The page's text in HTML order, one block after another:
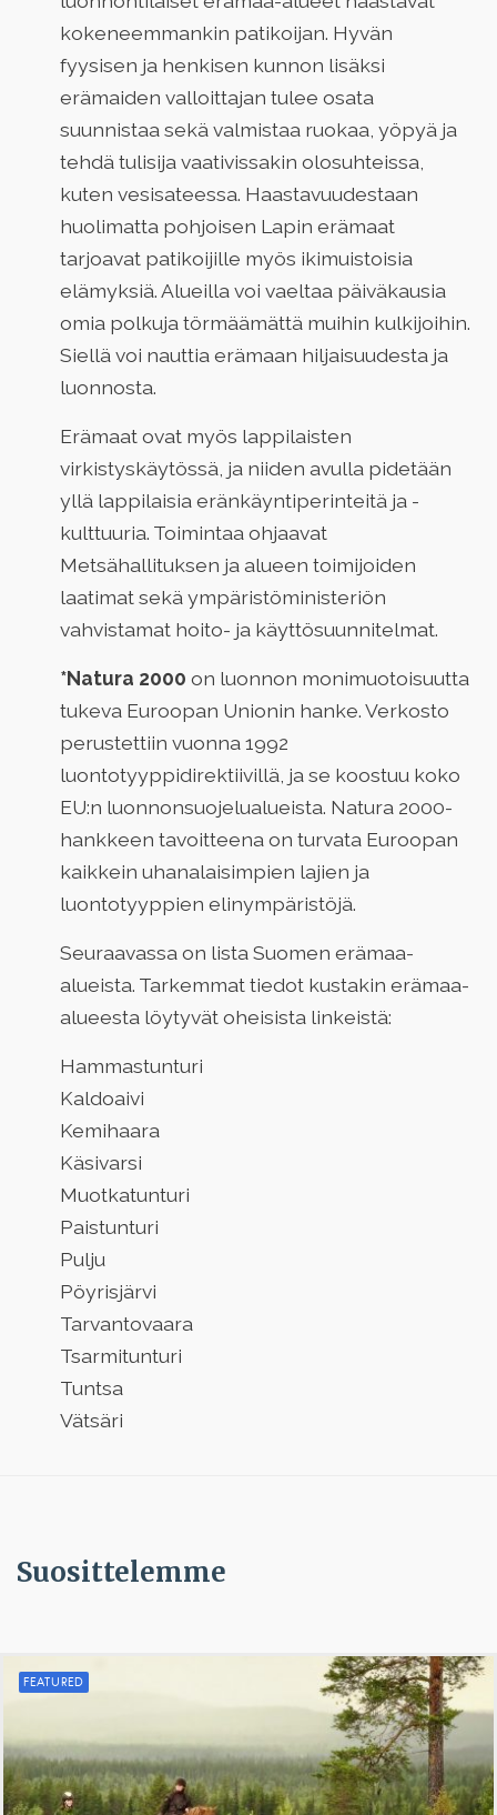
kokeneemmankin patikoijan. Hyvän
fyysisen ja henkisen kunnon lisäksi
erämaiden valloittajan tulee osata
suunnistaa sekä valmistaa ruokaa, yöpyä ja
tehdä tulisija vaativissakin olosuhteissa,
kuten vesisateessa. Haastavuudestaan
huolimatta pohjoisen Lapin erämaat
tarjoavat patikoijille myös ikimuistoisia
elämyksiä. Alueilla voi vaeltaa päiväkausia
omia polkuja törmäämättä muihin kulkijoihin.
Siellä voi nauttia erämaan hiljaisuudesta ja
luonnosta.
Erämaat ovat myös lappilaisten
virkistyskäytössä, ja niiden avulla pidetään
yllä lappilaisia eränkäyntiperinteitä ja -
kulttuuria. Toimintaa ohjaavat
Metsähallituksen ja alueen toimijoiden
laatimat sekä ympäristöministeriön
vahvistamat hoito- ja käyttösuunnitelmat.
*Natura 2000 on luonnon monimuotoisuutta
tukeva Euroopan Unionin hanke. Verkosto
perustettiin vuonna 1992
luontotyyppidirektiivillä, ja se koostuu koko
EU:n luonnonsuojelualueista. Natura 2000-
hankkeen tavoitteena on turvata Euroopan
kaikkein uhanalaisimpien lajien ja
luontotyyppien elinympäristöjä.
Seuraavassa on lista Suomen erämaa-
alueista. Tarkemmat tiedot kustakin erämaa-
alueesta löytyvät oheisista linkeistä:
Hammastunturi
Kaldoaivi
Kemihaara
Käsivarsi
Muotkatunturi
Paistunturi
Pulju
Pöyrisjärvi
Tarvantovaara
Tsarmitunturi
Tuntsa
Vätsäri
Suosittelemme
FEATURED